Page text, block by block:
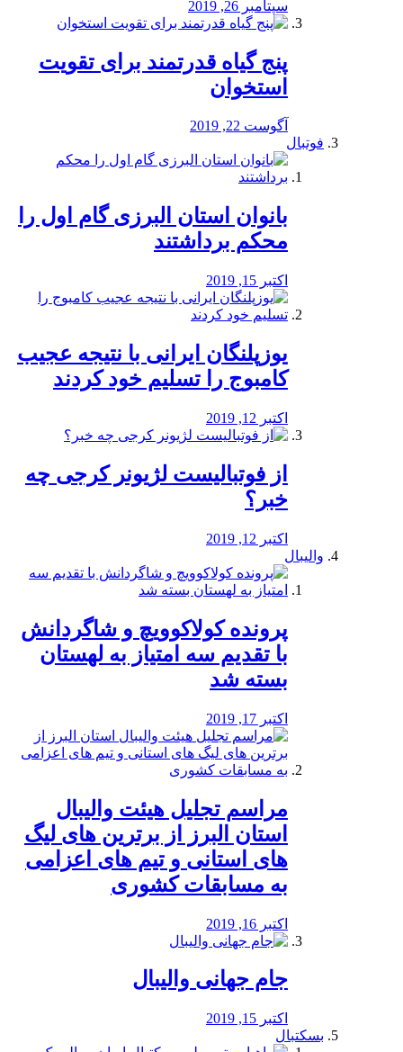
سپتامبر 26, 2019
پنج گیاه قدرتمند برای تقویت
استخوان
آگوست 22, 2019
فوتبال
بانوان استان البرزی گام اول را
محكم برداشتند
اکتبر 15, 2019
یوزپلنگان ایرانی با نتیجه عجیب
کامبوج را تسلیم خود کردند
اکتبر 12, 2019
از فوتبالیست لژیونر کرجی چه
خبر؟
اکتبر 12, 2019
والیبال
پرونده کولاکوویچ و شاگردانش
با تقدیم سه امتیاز به لهستان
بسته شد
اکتبر 17, 2019
مراسم تجلیل هیئت والیبال
استان البرز از برترین های لیگ
های استانی و تیم های اعزامی
به مسابقات کشوری
اکتبر 16, 2019
جام جهانی والیبال
اکتبر 15, 2019
بسکتبال